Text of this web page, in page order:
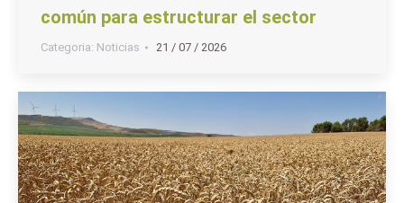
común para estructurar el sector
Categoria: Noticias 21 / 07 / 2026